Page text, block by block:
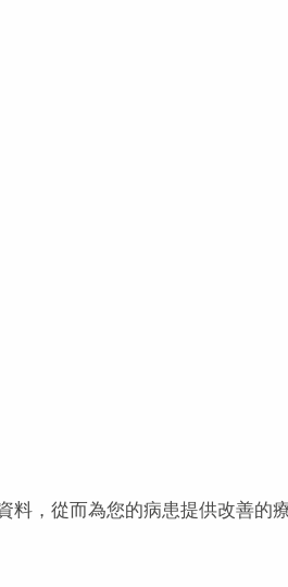
料，從而為您的病患提供改善的